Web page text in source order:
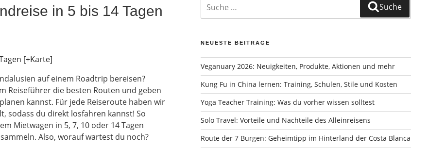
in 5 bis 14 Tagen
auf einem Roadtrip bereisen?
Reiseführer die besten Routen und geben
kannst. Für jede Reiseroute haben wir
sodass du direkt losfahren kannst! So
Mietwagen in 5, 7, 10 oder 14 Tagen
Also, worauf wartest du noch?
nach:
Suche
NEUESTE BEITRÄGE
Veganuary 2026: Neuigkeiten, Produkte, Aktionen und mehr
Kung Fu in China lernen: Training, Schulen, Stile und Kosten
Yoga Teacher Training: Was du vorher wissen solltest
Solo Travel: Vorteile und Nachteile des Alleinreisens
Route der 7 Burgen: Geheimtipp im Hinterland der Costa Blanca